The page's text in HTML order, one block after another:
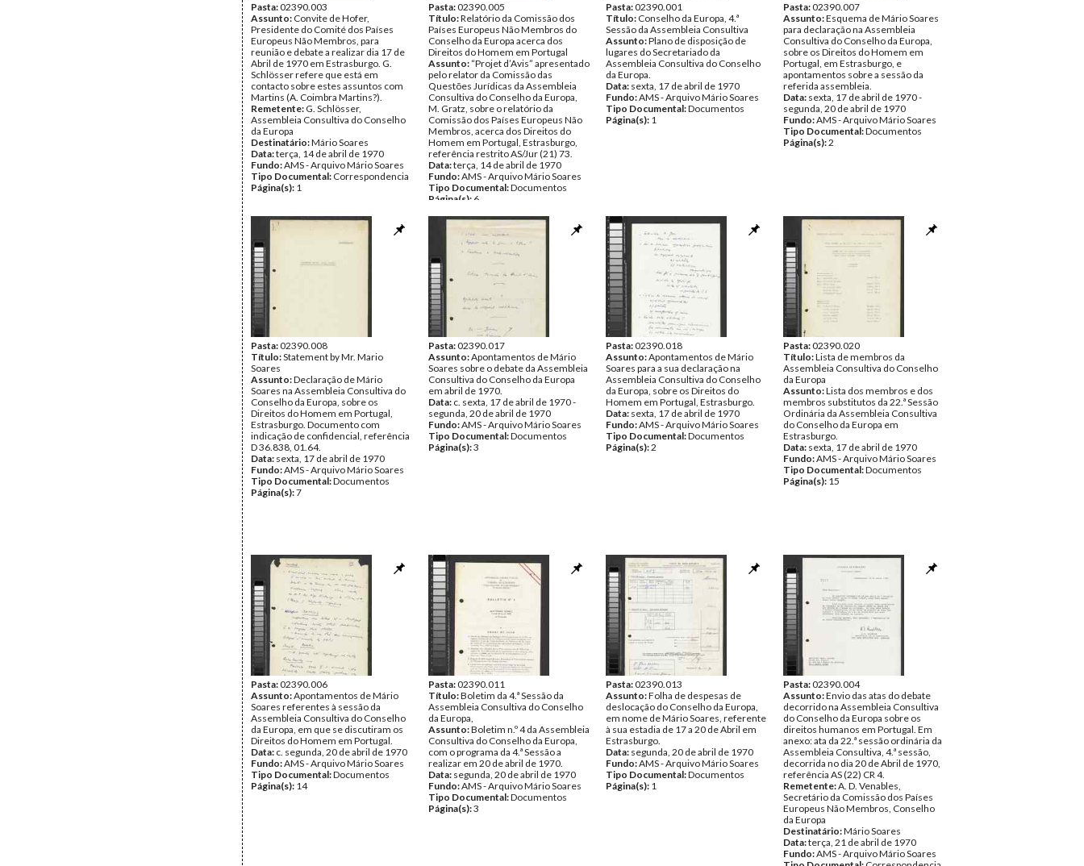
Pasta:02390.003
Assunto: Convite de Hofer,
Presidente do Comité dos Países
Europeus Não Membros, para
reunião e debate a realizar dia 17 de
Abril de 1970 em Estrasburgo. G.
Schlösser refere que está em
contacto sobre estes assuntos com
Martins (A. Coimbra Martins?).
Remetente: G. Schlösser,
Assembleia Consultiva do Conselho
da Europa
Destinatário:Mário Soares
Data:terça, 14 de abril de 1970
Fundo:AMS - Arquivo Mário Soares
Tipo Documental: Correspondencia
Página(s): 1
Pasta:02390.005
Título:Relatório da Comissão dos
Países Europeus Não Membros do
Conselho da Europa acerca dos
Direitos do Homem em Portugal
Assunto: “Projet d’Avis” apresentado
pelo relator da Comissão das
Questões Jurídicas da Assembleia
Consultiva do Conselho da Europa,
M. Gratz, sobre o relatório da
Comissão dos Países Europeus Não
Membros, acerca dos Direitos do
Homem em Portugal, Estrasburgo,
referência restrito AS/Jur (21) 73.
Data:terça, 14 de abril de 1970
Fundo:AMS - Arquivo Mário Soares
Tipo Documental:Documentos
Página(s): 6
Pasta:02390.001
Título: Conselho da Europa, 4.ª
Sessão da Assembleia Consultiva
Assunto:Plano de disposição de
lugares do Secretariado da
Assembleia Consultiva do Conselho
da Europa.
Data: sexta, 17 de abril de 1970
Fundo:AMS - Arquivo Mário Soares
Tipo Documental:Documentos
Página(s): 1
Pasta:02390.007
Assunto:Esquema de Mário Soares
para declaração na Assembleia
Consultiva do Conselho da Europa,
sobre os Direitos do Homem em
Portugal, em Estrasburgo, e
apontamentos sobre a sessão da
referida assembleia.
Data: sexta, 17 de abril de 1970 -
segunda, 20 de abril de 1970
Fundo:AMS - Arquivo Mário Soares
Tipo Documental:Documentos
Página(s):2
Pasta:02390.008
Título:Statement by Mr. Mario
Soares
Assunto:Declaração de Mário
Soares na Assembleia Consultiva do
Conselho da Europa, sobre os
Direitos do Homem em Portugal,
Estrasburgo. Documento com
indicação de confidencial, referência
D 36.838, 01.64.
Data: sexta, 17 de abril de 1970
Fundo:AMS - Arquivo Mário Soares
Tipo Documental:Documentos
Página(s):7
Pasta:02390.017
Assunto:Apontamentos de Mário
Soares sobre o debate da Assembleia
Consultiva do Conselho da Europa
em abril de 1970.
Data: c. sexta, 17 de abril de 1970 -
segunda, 20 de abril de 1970
Fundo:AMS - Arquivo Mário Soares
Tipo Documental:Documentos
Página(s):3
Pasta:02390.018
Assunto:Apontamentos de Mário
Soares para a sua declaração na
Assembleia Consultiva do Conselho
da Europa, sobre os Direitos do
Homem em Portugal, Estrasburgo.
Data: sexta, 17 de abril de 1970
Fundo:AMS - Arquivo Mário Soares
Tipo Documental:Documentos
Página(s):2
Pasta:02390.020
Título:Lista de membros da
Assembleia Consultiva do Conselho
da Europa
Assunto:Lista dos membros e dos
membros substitutos da 22.ª Sessão
Ordinária da Assembleia Consultiva
do Conselho da Europa em
Estrasburgo.
Data: sexta, 17 de abril de 1970
Fundo:AMS - Arquivo Mário Soares
Tipo Documental:Documentos
Página(s): 15
Pasta:02390.006
Assunto:Apontamentos de Mário
Soares referentes à sessão da
Assembleia Consultiva do Conselho
da Europa, em que se discutiram os
Direitos do Homem em Portugal.
Data: c. segunda, 20 de abril de 1970
Fundo:AMS - Arquivo Mário Soares
Tipo Documental:Documentos
Página(s): 14
Pasta:02390.011
Título:Boletim da 4.ª Sessão da
Assembleia Consultiva do Conselho
da Europa,
Assunto:Boletim n.º 4 da Assembleia
Consultiva do Conselho da Europa,
com o programa da 4.ª Sessão a
realizar em 20 de abril de 1970.
Data: segunda, 20 de abril de 1970
Fundo:AMS - Arquivo Mário Soares
Tipo Documental:Documentos
Página(s):3
Pasta:02390.013
Assunto:Folha de despesas de
deslocação do Conselho da Europa,
em nome de Mário Soares, referente
à sua estadia de 17 a 20 de Abril em
Estrasburgo.
Data: segunda, 20 de abril de 1970
Fundo:AMS - Arquivo Mário Soares
Tipo Documental:Documentos
Página(s): 1
Pasta:02390.004
Assunto:Envio das atas do debate
decorrido na Assembleia Consultiva
do Conselho da Europa sobre os
direitos humanos em Portugal. Em
anexo: ata da 22.ª sessão ordinária da
Assembleia Consultiva, 4.ª sessão,
decorrida no dia 20 de Abril de 1970,
referência AS (22) CR 4.
Remetente:A. D. Venables,
Secretário da Comissão dos Países
Europeus Não Membros, Conselho
da Europa
Destinatário:Mário Soares
Data:terça, 21 de abril de 1970
Fundo:AMS - Arquivo Mário Soares